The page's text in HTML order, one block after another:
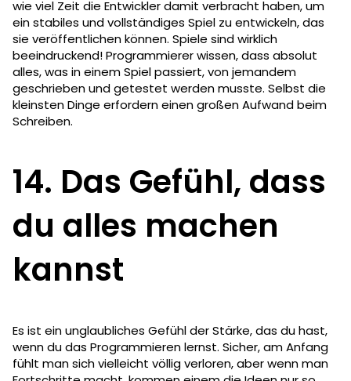
wie viel Zeit die Entwickler damit verbracht haben, um
ein stabiles und vollständiges Spiel zu entwickeln, das
sie veröffentlichen können. Spiele sind wirklich
beeindruckend! Programmierer wissen, dass absolut
alles, was in einem Spiel passiert, von jemandem
geschrieben und getestet werden musste. Selbst die
kleinsten Dinge erfordern einen großen Aufwand beim
Schreiben.
14. Das Gefühl, dass
du alles machen
kannst
Es ist ein unglaubliches Gefühl der Stärke, das du hast,
wenn du das Programmieren lernst. Sicher, am Anfang
fühlt man sich vielleicht völlig verloren, aber wenn man